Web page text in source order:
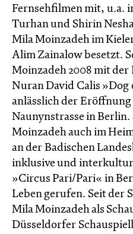
Fernsehfilmen mit, u.a.
Turhan und Shirin
Mila Moinzadeh im
Alim Zainalow besetzt.
Moinzadeh 2008 mit
Nuran David Calis
anlässlich der Eröffnung
Naunynstrasse in Berlin.
Moinzadeh auch im
an der Badischen
inklusive und
»Circus Pari/Pari« in
Leben gerufen. Seit der
Mila Moinzadeh als
Düsseldorfer